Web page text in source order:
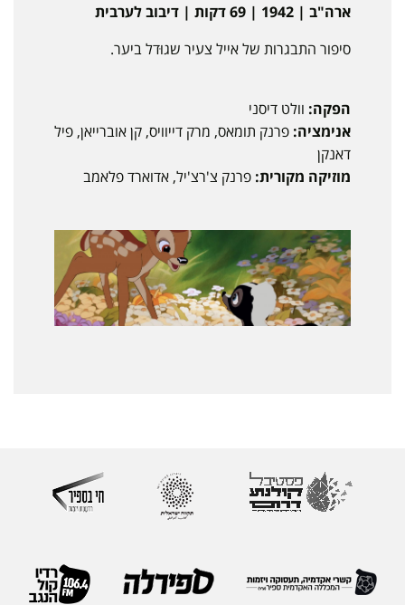
ארה"ב | 1942 | 69 דקות | דיבוב לערבית
סיפור התבגרות של אייל צעיר שגוּדל ביער.
הפקה: וולט דיסני
אנימציה: פרנק תומאס, מרק דייוויס, קן אוברייאן, פיל
דאנקן
מוזיקה מקורית: פרנק צ'רצ'יל, אדוארד פלאמב